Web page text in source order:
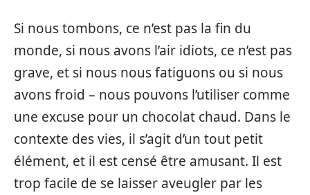
Si nous tombons, ce n’est pas la fin du
monde, si nous avons l’air idiots, ce n’est pas
grave, et si nous nous fatiguons ou si nous
avons froid – nous pouvons l’utiliser comme
une excuse pour un chocolat chaud. Dans le
contexte des vies, il s’agit d’un tout petit
élément, et il est censé être amusant. Il est
trop facile de se laisser aveugler par les